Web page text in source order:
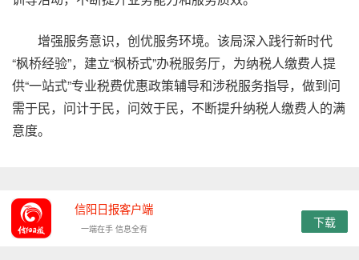
增强服务意识，创优服务环境。该局深入践行新时代
“枫桥经验”，建立“枫桥式”办税服务厅，为纳税人缴费人提
供“一站式”专业税费优惠政策辅导和涉税服务指导，做到问
需于民，问计于民，问效于民，不断提升纳税人缴费人的满
意度。
信阳日报客户端
一端在手 信息全有 下载